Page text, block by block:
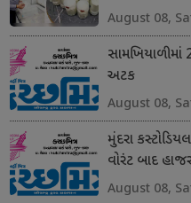
August 08,
અટક
August 08,
મુંદરા
વોરંટ બાદ
August 08,